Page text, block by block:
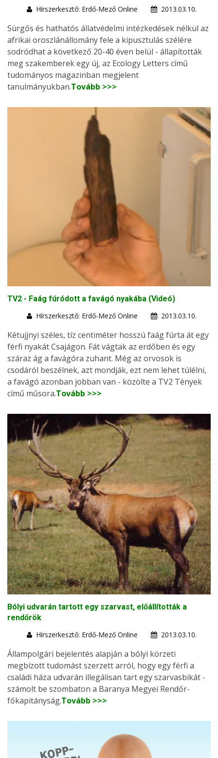
Hírszerkesztő: Erdő-Mező Online 2013.03.10.
Sürgős és hathatós állatvédelmi intézkedések nélkül az
afrikai oroszlánállomány fele a kipusztulás szélére
sodródhat a következő 20-40 éven belül - állapították
meg szakemberek egy új, az Ecology Letters című
tudományos magazinban megjelent
tanulmányukban.Tovább >>>
TV2 - Faág fúródott a favágó nyakába (Videó)
Hírszerkesztő: Erdő-Mező Online
2013.03.10.
Kétujjnyi széles, tíz centiméter hosszú faág fúrta át egy
férfi nyakát Csajágon. Fát vágtak az erdőben és egy
száraz ág a favágóra zuhant. Még az orvosok is
csodáról beszélnek, azt mondják, ezt nem lehet túlélni,
a favágó azonban jobban van - közölte a TV2 Tények
című műsora.Tovább >>>
Bólyi udvarán tartott egy szarvast, előállították a
rendőrök
Hírszerkesztő: Erdő-Mező Online
2013.03.10.
Állampolgári bejelentés alapján a bólyi körzeti
megbízott tudomást szerzett arról, hogy egy férfi a
családi háza udvarán illegálisan tart egy szarvasbikát -
számolt be szombaton a Baranya Megyei Rendőr-
főkapitányság.Tovább >>>